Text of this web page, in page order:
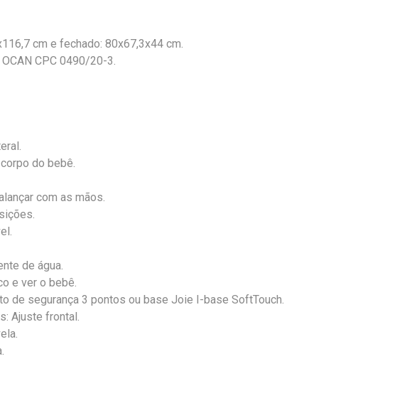
cm e fechado: 80x67,3x44 cm.
CPC 0490/20-3.
do bebê.
com as mãos.
de água.
e ver o bebê.
de segurança 3 pontos ou base Joie I-base SoftTouch.
Ajuste frontal.